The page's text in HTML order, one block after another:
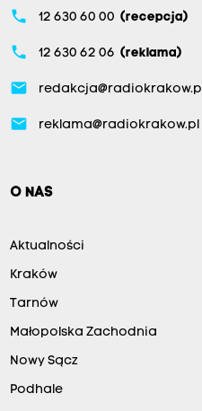
phone 12 630 60 00 (recepcja)
phone 12 630 62 06 (reklama)
email redakcja@radiokrakow.pl
email reklama@radiokrakow.pl
O NAS
Aktualności
Kraków
Tarnów
Małopolska Zachodnia
Nowy Sącz
Podhale